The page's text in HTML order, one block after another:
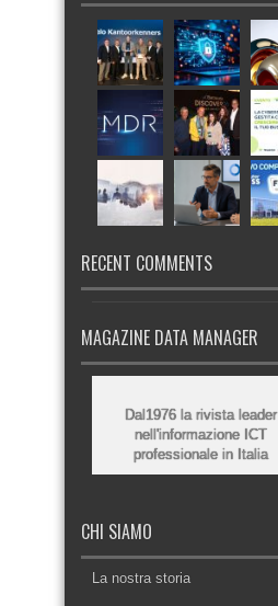
RECENT COMMENTS
MAGAZINE DATA MANAGER
Dal1976 la rivista leader
nell'informazione ICT
professionale in Italia
CHI SIAMO
La nostra storia